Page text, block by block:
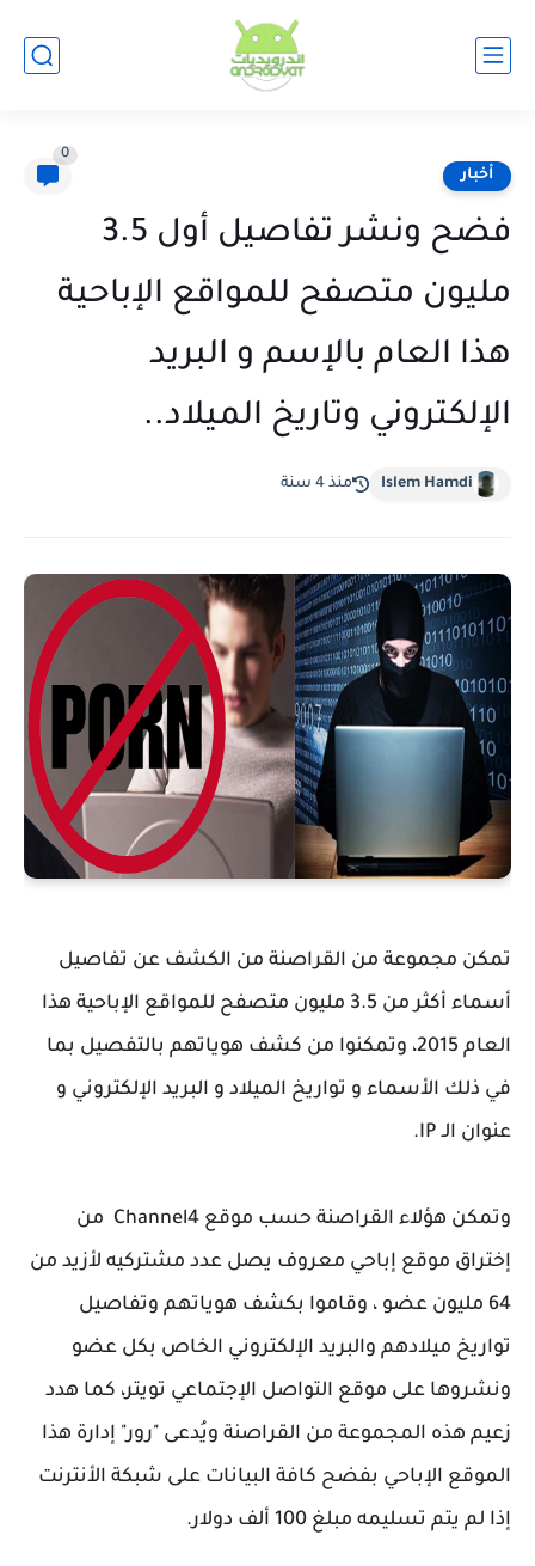
أخبار
0
فضح ونشر تفاصيل أول 3.5
مليون متصفح للمواقع الإباحية
هذا العام بالإسم و البريد
الإلكتروني وتاريخ الميلاد..
Islem Hamdi منذ 4 سنة
تمكن مجموعة من القراصنة من الكشف عن تفاصيل
أسماء أكثر من 3.5 مليون متصفح للمواقع الإباحية هذا
العام 2015، وتمكنوا من كشف هوياتهم بالتفصيل بما
في ذلك الأسماء و تواريخ الميلاد و البريد الإلكتروني و
عنوان الـ IP.
وتمكن هؤلاء القراصنة حسب موقع Channel4 من
إختراق موقع إباحي معروف يصل عدد مشتركيه لأزيد من
64 مليون عضو ، وقاموا بكشف هوياتهم وتفاصيل
تواريخ ميلادهم والبريد الإلكتروني الخاص بكل عضو
ونشروها على موقع التواصل الإجتماعي تويتر، كما هدد
زعيم هذه المجموعة من القراصنة ويُدعى "رور" إدارة هذا
الموقع الإباحي بفضح كافة البيانات على شبكة الأنترنت
إذا لم يتم تسليمه مبلغ 100 ألف دولار.